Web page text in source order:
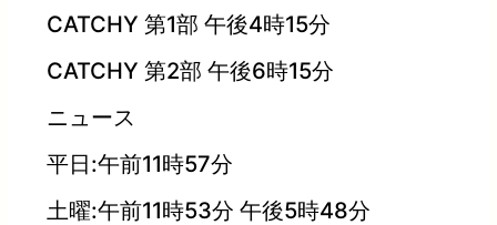
CATCHY 第1部 午後4時15分
CATCHY 第2部 午後6時15分
ニュース
平日:午前11時57分
土曜:午前11時53分 午後5時48分